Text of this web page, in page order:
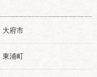
大府市
東浦町